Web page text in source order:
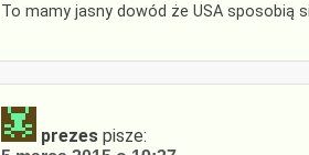
To mamy jasny dowód że USA sposobią
prezes pisze: